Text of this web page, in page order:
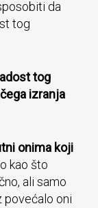
da
tog
tog
izranja
onima koji
kao što
ali samo
povećalo oni